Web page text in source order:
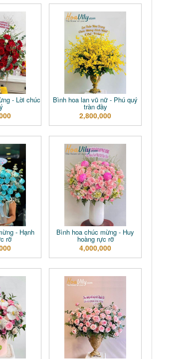
- Lời chúc Bình hoa lan vũ nữ - Phú quý
tràn đầy
2,800,000
- Hạnh
rỡ
Bình hoa chúc mừng - Huy
hoàng rực rỡ
4,000,000